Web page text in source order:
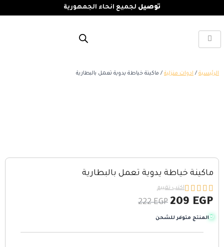
توصيل لجميع انحاء الجمهورية
الرئيسية / ادوات منزلية / ماكينة خياطة يدوية تعمل بالبطارية
ماكينة خياطة يدوية تعمل بالبطارية




اكتب تقييم
222EGP 209 EGP
المنتج متوفر للشحن